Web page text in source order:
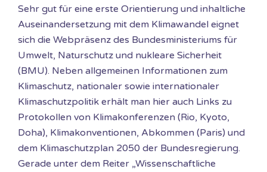
Sehr gut für eine erste Orientierung und inhaltliche
Auseinandersetzung mit dem Klimawandel eignet
sich die Webpräsenz des Bundesministeriums für
Umwelt, Naturschutz und nukleare Sicherheit
(BMU). Neben allgemeinen Informationen zum
Klimaschutz, nationaler sowie internationaler
Klimaschutzpolitik erhält man hier auch Links zu
Protokollen von Klimakonferenzen (Rio, Kyoto,
Doha), Klimakonventionen, Abkommen (Paris) und
dem Klimaschutzplan 2050 der Bundesregierung.
Gerade unter dem Reiter „Wissenschaftliche